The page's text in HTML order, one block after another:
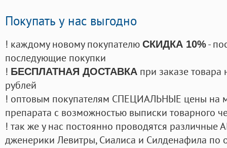
Покупать у нас выгодно
! каждому новому покупателю СКИДКА 10%-
последующие покупки
! БЕСПЛАТНАЯ ДОСТАВКА при заказе
рублей
! оптовым покупателям СПЕЦИАЛЬНЫЕ цены на
препарата с возможностью выписки товарного
! так же у нас постоянно проводятся
дженерики Левитры, Сиалиса и Силденафила по